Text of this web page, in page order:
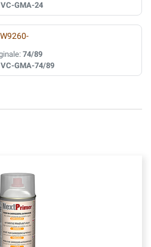
VC-GMA-24
74/89
VC-GMA-74/89